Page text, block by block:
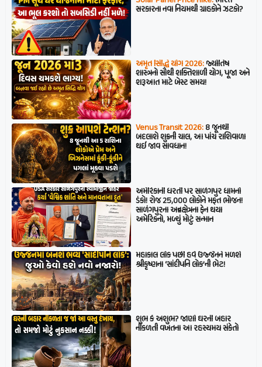
સરકારના નવા નિયમથી ગ્રાહકોને ઝટકો?
અમૃત સિદ્ધિ યોગ 2026:જ્યોતિષ
શાસ્ત્રનો સૌથી શક્તિશાળી યોગ, પૂજા અને
શરૂઆત માટે બેસ્ટ સમય!
Venus Transit 2026:8 જૂનથી
બદલાશે શુક્રની ચાલ, આ પાંચ રાશિવાળા
થઈ જાવ સાવધાન!
અમેરિકાની ધરતી પર સાળંગપુર ધામનો
ડંકો! રોજ 25,000 લોકોને મફત ભોજન!
સાળંગપુરના અન્નક્ષેત્રના ફેન થયા
અમેરિકનો, મળ્યું મોટું સન્માન
મહાકાલ લોક પછી હવે ઉજ્જૈનને મળશે
શ્રીકૃષ્ણના ‘સાંદીપનિ લોક’ની ભેટ!
શુભ કે અશુભ? જાણો ઘરની બહાર
નીકળતી વખતના આ રહસ્યમય સંકેતો